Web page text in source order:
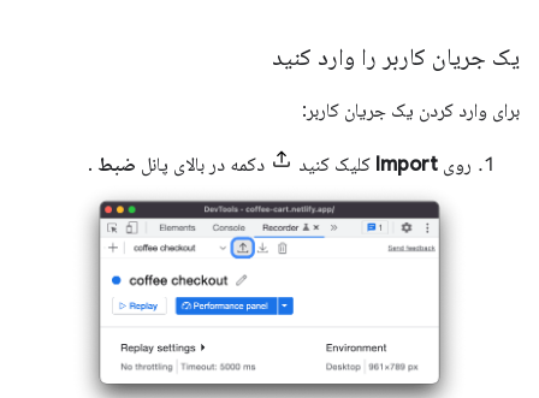
یک جریان کاربر را وارد کنید
برای وارد کردن یک جریان کاربر:
روی Import کلیک کنید دکمه در بالای پانل ضبط .